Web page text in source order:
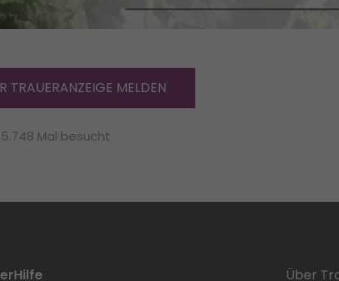
TRAUERANZEIGE MELDEN
Mal besucht
Über